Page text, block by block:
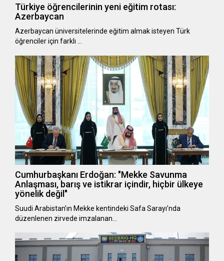
Türkiye öğrencilerinin yeni eğitim rotası:
Azerbaycan
Azerbaycan üniversitelerinde eğitim almak isteyen Türk
öğrenciler için farklı …
Cumhurbaşkanı Erdoğan: "Mekke Savunma
Anlaşması, barış ve istikrar içindir, hiçbir ülkeye
yönelik değil"
Suudi Arabistan’ın Mekke kentindeki Safa Sarayı’nda
düzenlenen zirvede imzalanan…